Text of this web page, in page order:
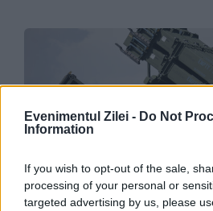
Evenimentul Zilei - Do Not
Information
If you wish to opt-out of the sale,
processing of your personal or
targeted advertising by us, please